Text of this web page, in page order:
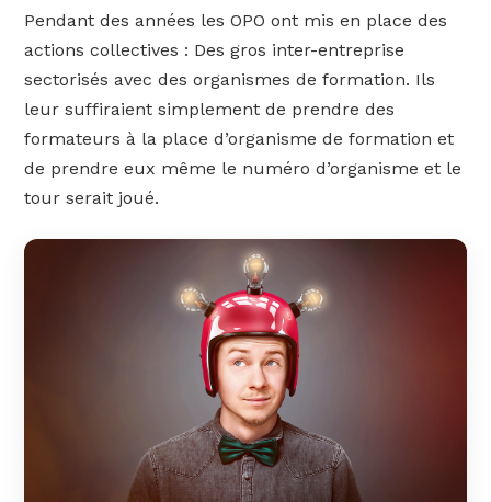
Pendant des années les OPO ont mis en place des
actions collectives : Des gros inter-entreprise
sectorisés avec des organismes de formation. Ils
leur suffiraient simplement de prendre des
formateurs à la place d’organisme de formation et
de prendre eux même le numéro d’organisme et le
tour serait joué.